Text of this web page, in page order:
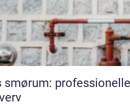
smørum: